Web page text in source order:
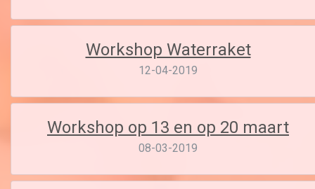
Workshop Waterraket
12-04-2019
Workshop op 13 en op 20 maart
08-03-2019